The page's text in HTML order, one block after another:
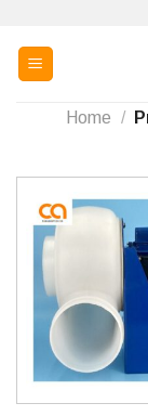
content
Home /